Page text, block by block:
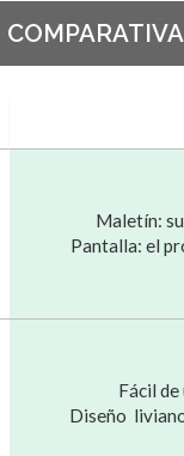
Maletín:
Pantalla: el
Fácil
Diseño